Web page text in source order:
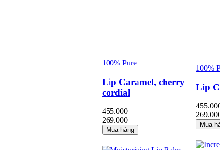
100% Pure
Lip Caramel, cherry
cordial
455.000
269.000
Mua hàng
100%
Lip
Mua